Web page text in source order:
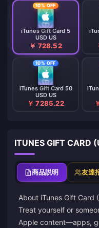
10% OFF
iTunes Gift Card 5
USD US
￥ 728.52
10% OFF
iTunes Gift Card 50
USD US
￥ 7285.22
ITUNES GIFT CARD
商品説明 友達
About iTunes Gift Card
Treat yourself or
Apple content—apps,